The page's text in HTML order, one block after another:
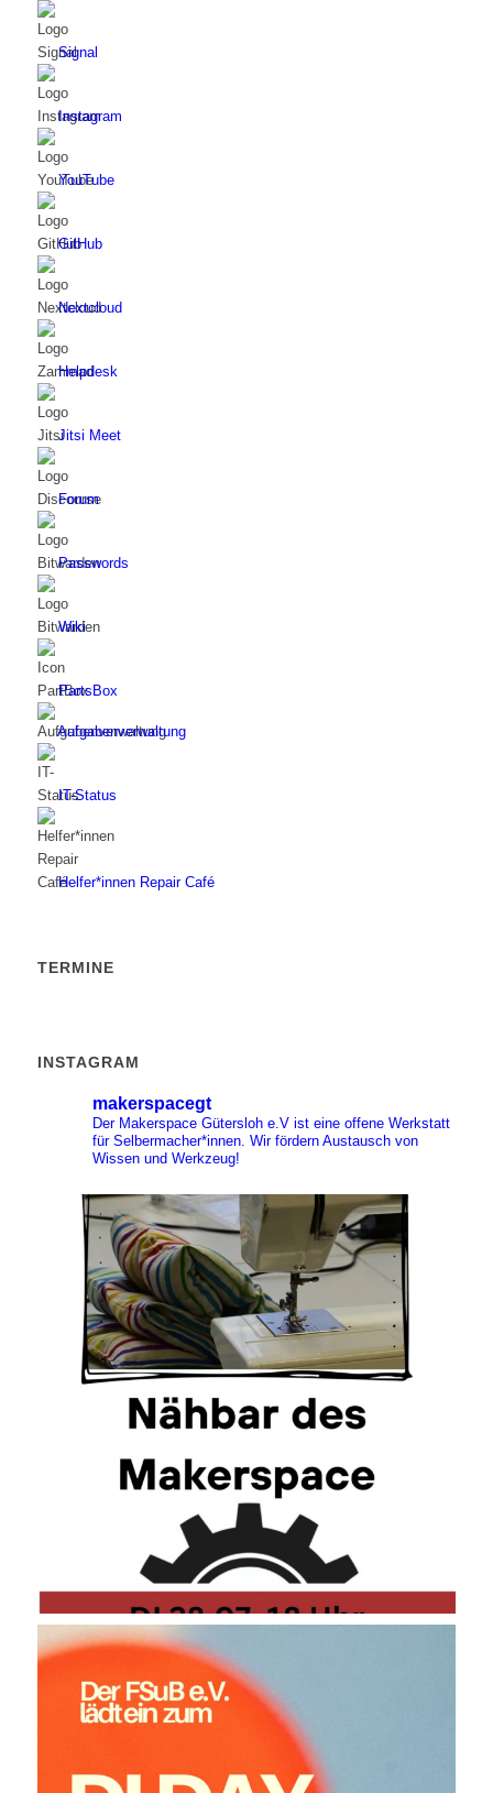
Signal
Instagram
YouTube
GitHub
Nextcloud
Helpdesk
Jitsi Meet
Forum
Passwords
Wiki
PartsBox
Aufgabenverwaltung
IT-Status
Helfer*innen Repair Café
TERMINE
INSTAGRAM
makerspacegt
Der Makerspace Gütersloh e.V ist eine offene Werkstatt
für Selbermacher*innen. Wir fördern Austausch von
Wissen und Werkzeug!